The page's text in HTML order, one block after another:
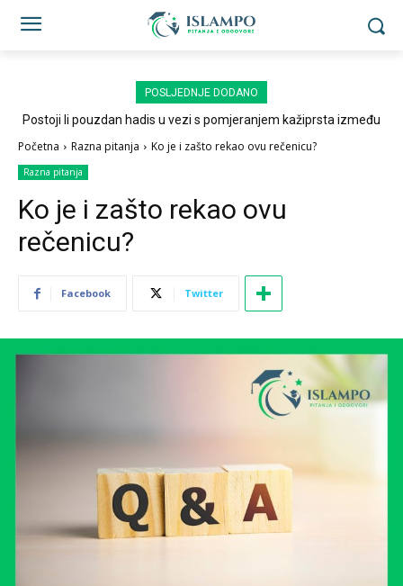
POSLJEDNJE DODANO
Postoji li pouzdan hadis u vezi s pomjeranjem kažiprsta između
Početna Razna pitanja Ko je i zašto rekao ovu rečenicu?
Razna pitanja
Ko je i zašto rekao ovu
rečenicu?
Facebook Twitter